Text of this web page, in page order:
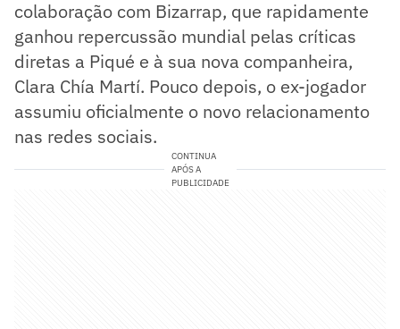
colaboração com Bizarrap, que rapidamente
ganhou repercussão mundial pelas críticas
diretas a Piqué e à sua nova companheira,
Clara Chía Martí. Pouco depois, o ex-jogador
assumiu oficialmente o novo relacionamento
nas redes sociais.
CONTINUA
APÓS A
PUBLICIDADE